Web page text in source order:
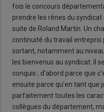
fois le concours
prendre les rênes du
suite de Roland Martin. Un
continuité du travail
sortant, notamment au
les bienvenus au syndicat. Il
conquis ; d’abord parce que
ensuite parce qu’en tant que
parfaitement toutes les
collègues du département,